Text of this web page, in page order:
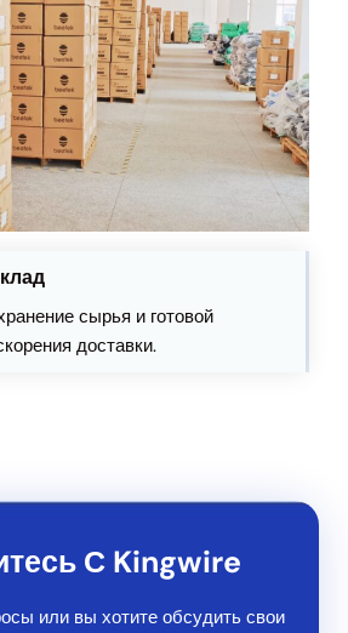
сырья и готовой
доставки.
С Kingwire
или вы хотите обсудить свои